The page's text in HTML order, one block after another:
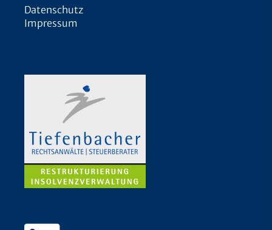
Datenschutz
Impressum